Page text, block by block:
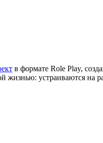
в формате Role Play,
устраиваются на